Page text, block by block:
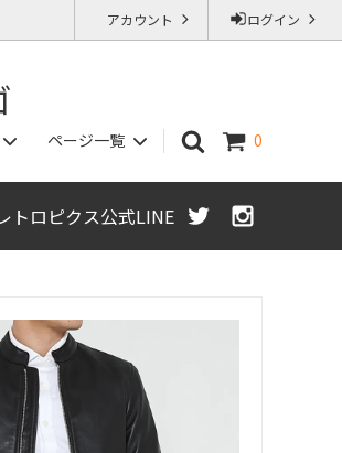
ログイン
アカウント
0
ソー/ポロシャツ
イテム
ページ一覧
トサイズ保証（返品交換OK）